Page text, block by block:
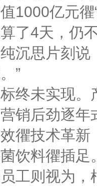
1000亿元
了4天，仍
沉思片刻说
”
未实现。
销后劲逐
忂技术革
饮料忂插足
则视为，